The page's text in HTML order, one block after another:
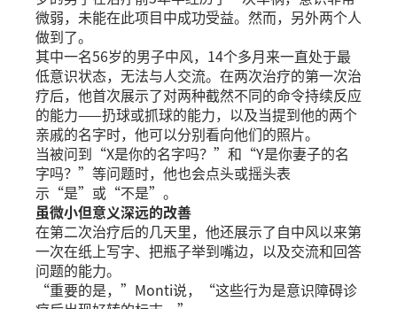
微弱，未能在此项目中成功受益。然而，另外两个人
做到了。
其中一名56岁的男子中风，14个多月来一直处于最
低意识状态，无法与人交流。在两次治疗的第一次治
疗后，他首次展示了对两种截然不同的命令持续反应
的能力——扔球或抓球的能力，以及当提到他的两个
亲戚的名字时，他可以分别看向他们的照片。
当被问到“X是你的名字吗？”和“Y是你妻子的名
字吗？”等问题时，他也会点头或摇头表
示“是”或“不是”。
虽微小但意义深远的改善
在第二次治疗后的几天里，他还展示了自中风以来第
一次在纸上写字、把瓶子举到嘴边，以及交流和回答
问题的能力。
“重要的是，”Monti说，“这些行为是意识障碍诊